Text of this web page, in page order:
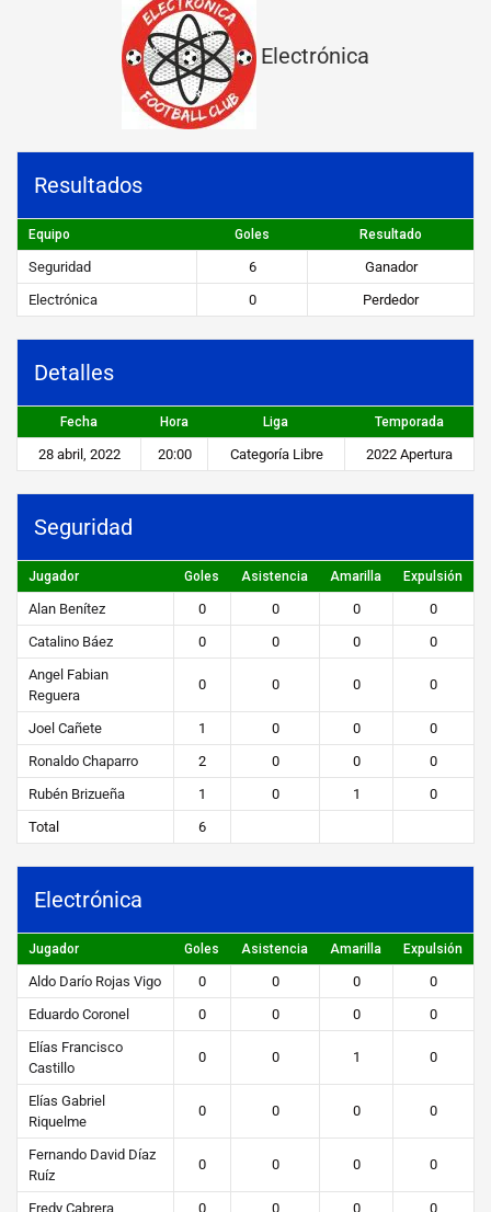
e
c
t
r
c
STEIBI
https://steibi.org.py/wp-
content/uploads/2019/04/STEIBI-
WEB-
2.png
Electrónica
Resultados
Equipo Goles Resultado
Seguridad 6
Ganador
Electrónica
0 Perdedor
Detalles
Fecha Hora Liga Temporada
28 abril, 2022 20:00 Categoría Libre 2022 Apertura
Seguridad
Jugador Goles Asistencia Amarilla Expulsión
Alan Benítez 0 0 0
0
Catalino Báez
0 0 0
0
Angel Fabian
Reguera
0 0 0 0
Joel Cañete 1 0 0
0
Ronaldo Chaparro
2 0 0
0
Rubén Brizueña
1 0 1
0
Total
6
Electrónica
Jugador Goles Asistencia Amarilla Expulsión
Aldo Darío Rojas Vigo 0 0 0
0
Eduardo Coronel
0 0 0
0
Elías Francisco
Castillo
0 0 1 0
Elías Gabriel
Riquelme
0 0 0 0
Fernando David Díaz
Ruíz
0 0 0 0
Fredy Cabrera 0 0 0
0